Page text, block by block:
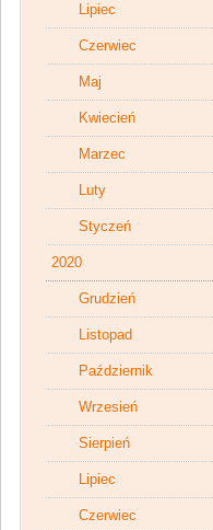
Lipiec
Czerwiec
Maj
Kwiecień
Marzec
Luty
Styczeń
2020
Grudzień
Listopad
Październik
Wrzesień
Sierpień
Lipiec
Czerwiec